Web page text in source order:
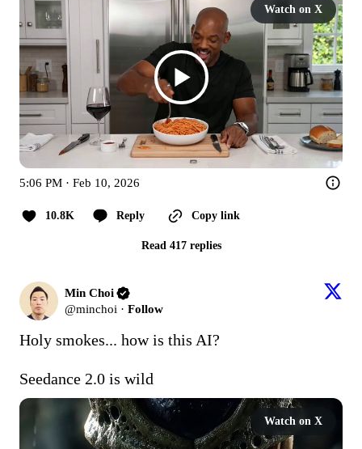
Watch on X
5:06 PM · Feb 10, 2026
10.8K Reply Copy link
Read 417 replies
Min Choi
@minchoi · Follow
Holy smokes... how is this AI?
Seedance 2.0 is wild
Watch on X